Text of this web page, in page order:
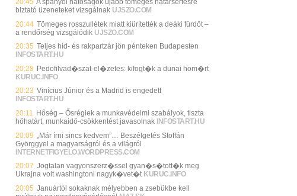
20:45 A spanyol hatóságok újabb tömeges határsértésre
biztató üzeneteket vizsgálnak UJSZO.COM
20:44 Tömeges rosszullétek miatt kiürítették a deáki fürdőt –
a rendőrség vizsgálódik UJSZO.COM
20:35 Teljes híd- és rakpartzár jön pénteken Budapesten
INFOSTART.HU
20:28 Pedofilvad�szat-el�zetes: kifogt�k a dunai hom�rt
KURUC.INFO
20:23 Vinícius Júnior és a Madrid is engedett
INFOSTART.HU
20:11 Hőség – Ősrégiek a munkavédelmi szabályok, tiszta
hőhatárt, munkaidő-csökkentést javasolnak INFOSTART.HU
20:09
„Már írni sincs kedvem”… Beszélgetés Stoffán
Györggyel a magyarságról és a világról
INTERNETFIGYELO.WORDPRESS.COM
20:07 Jogtalan vagyonszerz�ssel gyan�s�tott�k meg
Ukrajna volt washingtoni nagyk�vet�t KURUC.INFO
20:05 Januártól sokaknak mélyebben a zsebükbe kell